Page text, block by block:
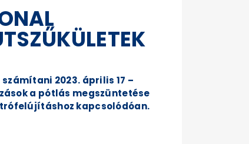
2023. április 17 –
a pótlás megszüntetése
kapcsolódóan.